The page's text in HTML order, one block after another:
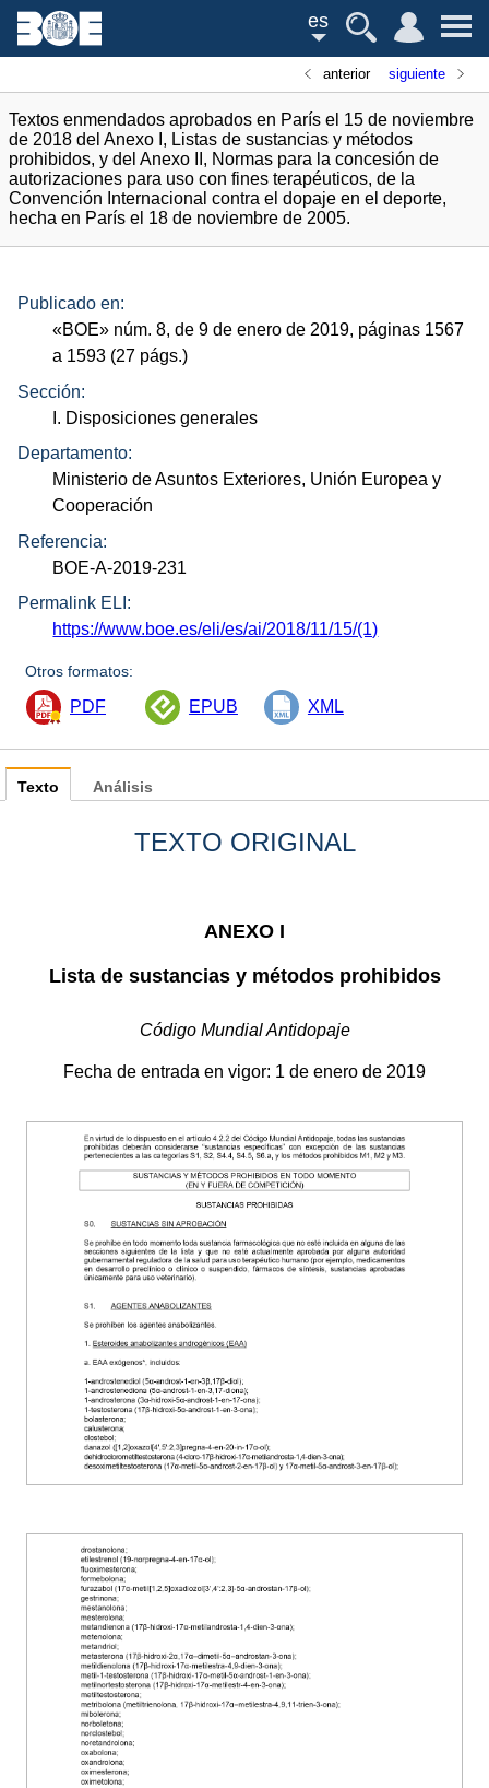
es
anterior siguiente
Textos enmendados aprobados en París el 15 de noviembre
de 2018 del Anexo I, Listas de sustancias y métodos
prohibidos, y del Anexo II, Normas para la concesión de
autorizaciones para uso con fines terapéuticos, de la
Convención Internacional contra el dopaje en el deporte,
hecha en París el 18 de noviembre de 2005.
Publicado en:
«BOE» núm. 8, de 9 de enero de 2019, páginas 1567
a 1593 (27 págs.)
Sección:
I. Disposiciones generales
Departamento:
Ministerio de Asuntos Exteriores, Unión Europea y
Cooperación
Referencia:
BOE-A-2019-231
Permalink ELI:
https://www.boe.es/eli/es/ai/2018/11/15/(1)
Otros formatos:
PDF EPUB XML
Texto
TEXTO ORIGINAL
ANEXO I
Lista de sustancias y métodos prohibidos
Código Mundial Antidopaje
Fecha de entrada en vigor: 1 de enero de 2019
Análisis